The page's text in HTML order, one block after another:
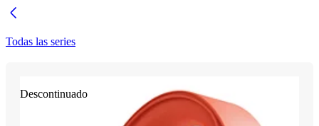
Todas las series
Descontinuado